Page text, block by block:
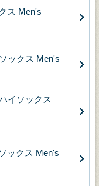
ス Men's
ックス Men's
イソックス
ックス Men's